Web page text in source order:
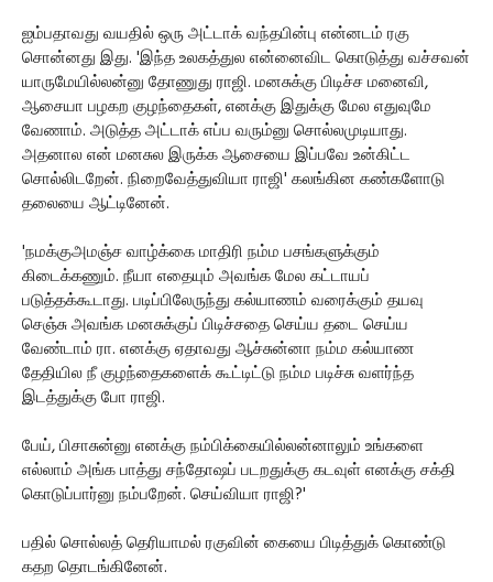
ஐம்பதாவது வயதில் ஒரு அட்டாக் வந்தபின்பு என்னடம் ரகு
சொன்னது இது. 'இந்த உலகத்துல என்னைவிட கொடுத்து வச்சவன்
யாருமேயில்லன்னு தோணுது ராஜி. மனசுக்கு பிடிச்ச மனைவி,
ஆசையா பழகற குழந்தைகள், எனக்கு இதுக்கு மேல எதுவுமே
வேணாம். அடுத்த அட்டாக் எப்ப வரும்னு சொல்லமுடியாது.
அதனால என் மனசுல இருக்க ஆசையை இப்பவே உன்கிட்ட
சொல்லிடறேன். நிறைவேத்துவியா ராஜி' கலங்கின கண்களோடு
தலையை ஆட்டினேன்.
'நமக்குஅமஞ்ச வாழ்க்கை மாதிரி நம்ம பசங்களுக்கும்
கிடைக்கணும். நீயா எதையும் அவங்க மேல கட்டாயப்
படுத்தக்கூடாது. படிப்பிலேருந்து கல்யாணம் வரைக்கும் தயவு
செஞ்சு அவங்க மனசுக்குப் பிடிச்சதை செய்ய தடை செய்ய
வேண்டாம் ரா. எனக்கு ஏதாவது ஆச்சுன்னா நம்ம கல்யாண
தேதியில நீ குழந்தைகளைக் கூட்டிட்டு நம்ம படிச்சு வளர்ந்த
இடத்துக்கு போ ராஜி.
பேய், பிசாசுன்னு எனக்கு நம்பிக்கையில்லன்னாலும் உங்களை
எல்லாம் அங்க பாத்து சந்தோஷப் படறதுக்கு கடவுள் எனக்கு சக்தி
கொடுப்பார்னு நம்பறேன். செய்வியா ராஜி?'
பதில் சொல்லத் தெரியாமல் ரகுவின் கையை பிடித்துக் கொண்டு
கதற தொடங்கினேன்.